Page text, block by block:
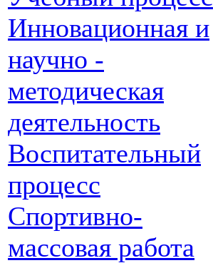
Инновационная и
научно -
методическая
деятельность
Воспитательный
процесс
Спортивно-
массовая работа